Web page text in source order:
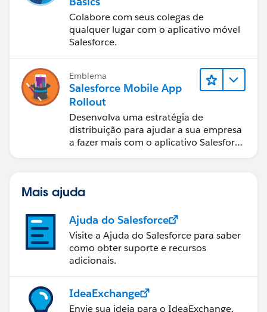
Colabore com seus colegas de
qualquer lugar com o aplicativo móvel
Salesforce.
Emblema
Salesforce Mobile App
Rollout
Desenvolva uma estratégia de
distribuição para ajudar a sua empresa
a fazer mais com o aplicativo Salesforce
Mais ajuda
Ajuda do Salesforce
Visite a Ajuda do Salesforce para saber
como obter suporte e recursos
adicionais.
IdeaExchange
Envie sua ideia para o IdeaExchange.